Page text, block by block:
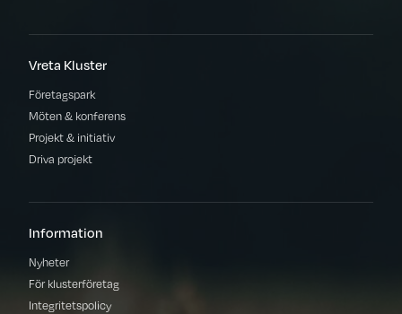
Vreta Kluster
Företagspark
Möten & konferens
Projekt & initiativ
Driva projekt
Information
Nyheter
För klusterföretag
Integritetspolicy